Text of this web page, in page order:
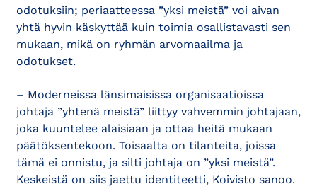
odotuksiin; periaatteessa ”yksi meistä” voi aivan
yhtä hyvin käskyttää kuin toimia osallistavasti sen
mukaan, mikä on ryhmän arvomaailma ja
odotukset.
– Moderneissa länsimaisissa organisaatioissa
johtaja ”yhtenä meistä” liittyy vahvemmin johtajaan,
joka kuuntelee alaisiaan ja ottaa heitä mukaan
päätöksentekoon. Toisaalta on tilanteita, joissa
tämä ei onnistu, ja silti johtaja on ”yksi meistä”.
Keskeistä on siis jaettu identiteetti, Koivisto sanoo.